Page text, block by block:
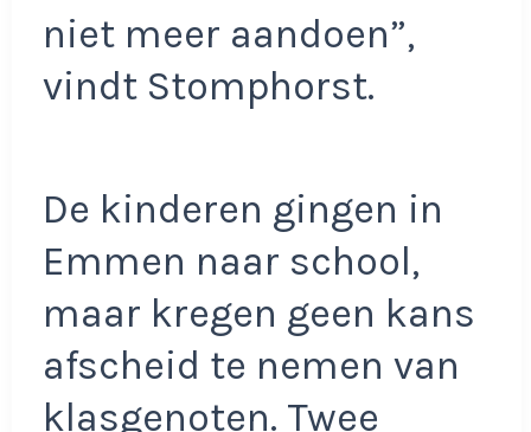
niet meer aandoen”,
vindt Stomphorst.
De kinderen gingen in
Emmen naar school,
maar kregen geen kans
afscheid te nemen van
klasgenoten. Twee